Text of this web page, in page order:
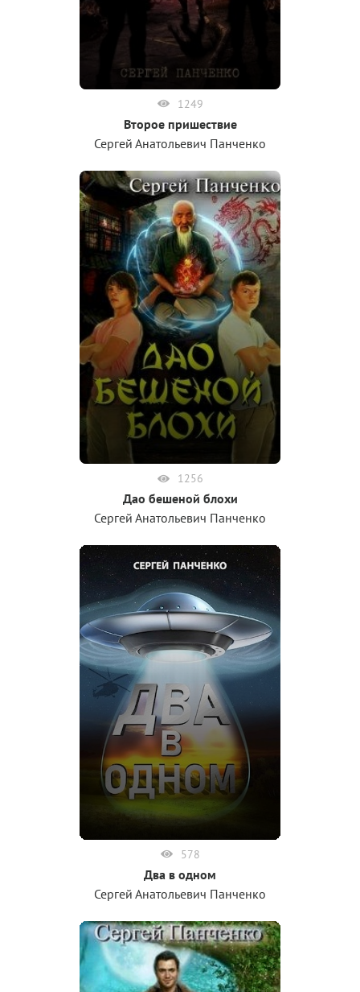
1249
Второе пришествие
Сергей Анатольевич Панченко
1256
Дао бешеной блохи
Сергей Анатольевич Панченко
578
Два в одном
Сергей Анатольевич Панченко